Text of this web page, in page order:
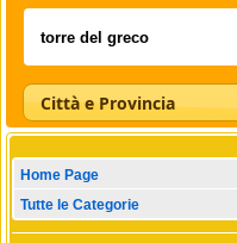
Città e Provincia
Home Page
Tutte le Categorie